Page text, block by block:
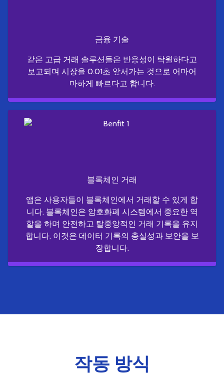
금융 기술
같은 고급 거래 솔루션들은 반응성이 탁월하다고
보고되며 시장을 0.01초 앞서가는 것으로 어마어
마하게 빠르다고 합니다.
블록체인 거래
앱은 사용자들이 블록체인에서 거래할 수 있게 합
니다. 블록체인은 암호화폐 시스템에서 중요한 역
할을 하며 안전하고 탈중앙적인 거래 기록을 유지
합니다. 이것은 데이터 기록의 충실성과 보안을 보
장합니다.
작동 방식